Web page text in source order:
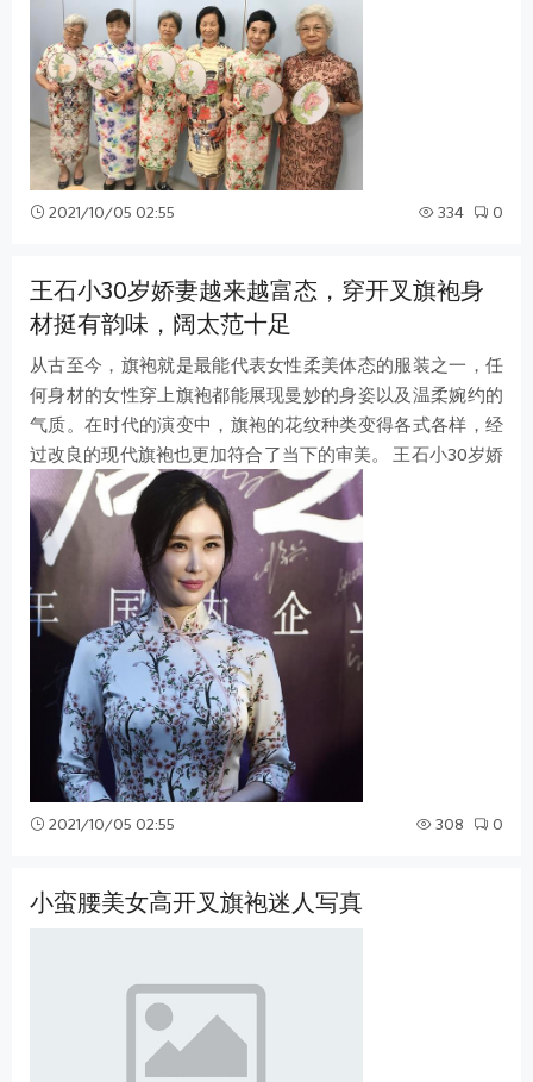
2021/10/05 02:55 334 0
王石小30岁娇妻越来越富态，穿开叉旗袍身
材挺有韵味，阔太范十足
从古至今，旗袍就是最能代表女性柔美体态的服装之一，任
何身材的女性穿上旗袍都能展现曼妙的身姿以及温柔婉约的
气质。在时代的演变中，旗袍的花纹种类变得各式各样，经
过改良的现代旗袍也更加符合了当下的审美。 王石小30岁娇
妻越来越富态，穿开叉旗袍身材挺
2021/10/05 02:55 308 0
小蛮腰美女高开叉旗袍迷人写真